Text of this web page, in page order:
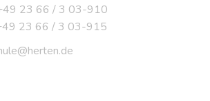
23 66 / 3 03-910
23 66 / 3 03-915